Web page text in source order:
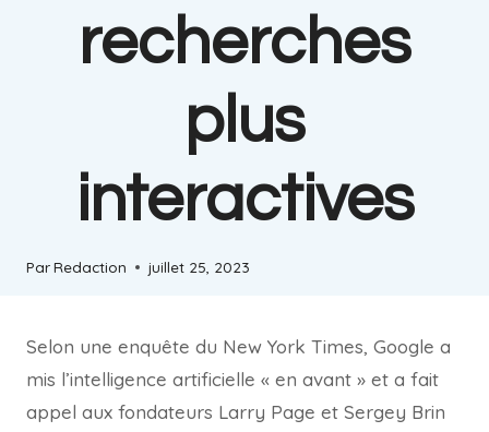
recherches
plus
interactives
ParRedaction juillet 25, 2023
Selon une enquête du New York Times, Google a
mis l’intelligence artificielle « en avant » et a fait
appel aux fondateurs Larry Page et Sergey Brin